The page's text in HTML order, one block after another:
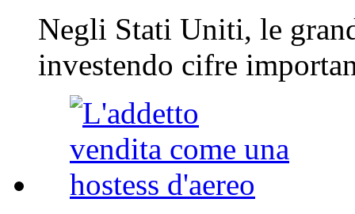
Negli Stati Uniti, le
investendo cifre